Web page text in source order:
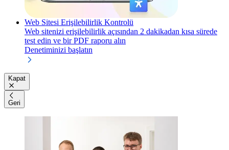
Web Sitesi Erişilebilirlik Kontrolü
Web sitenizi erişilebilirlik açısından 2 dakikadan kısa sürede
test edin ve bir PDF raporu alın
Denetiminizi başlatın
Kapat
Geri